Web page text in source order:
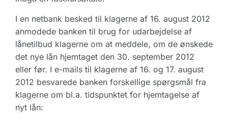
I en netbank besked til klagerne af 16. august 2012
anmodede banken til brug for udarbejdelse af
lånetilbud klagerne om at meddele, om de ønskede
det nye lån hjemtaget den 30. september 2012
eller før. I e-mails til klagerne af 16. og 17. august
2012 besvarede banken forskellige spørgsmål fra
klagerne om bl.a. tidspunktet for hjemtagelse af
nyt lån: